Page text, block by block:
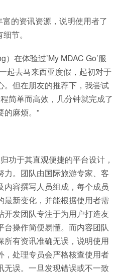
的资讯资源，说明使用者了
节。
在体验过’My MDAC Go’服
起去马来西亚度假，起初对于
。但在朋友的推荐下，我尝试
简单而高效，几分钟就完成了
的麻烦。”
功于其直观便捷的平台设计，
力。团队由国际旅游专家、客
内容撰写人员组成，每个成员
最新变化，并能根据使用者需
开发团队专注于为用户打造友
操作简便易懂。而内容团队
所有资讯准确无误，说明使用
，处理专员会严格核查使用者
无误。一旦发现错误或不一致